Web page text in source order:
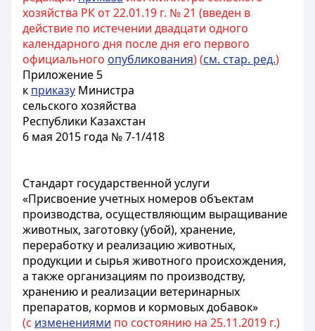
хозяйства РК от 22.01.19 г. № 21 (введен в
действие по истечении двадцати одного
календарного дня после дня его первого
официального опубликования) (см. стар. ред.)
Приложение 5
к приказу Министра
сельского хозяйства
Республики Казахстан
6 мая 2015 года № 7-1/418
Стандарт государственной услуги
«Присвоение учетных номеров объектам
производства, осуществляющим выращивание
животных, заготовку (убой), хранение,
переработку и реализацию животных,
продукции и сырья животного происхождения,
а также организациям по производству,
хранению и реализации ветеринарных
препаратов, кормов и кормовых добавок»
(с изменениями по состоянию на 25.11.2019 г.)